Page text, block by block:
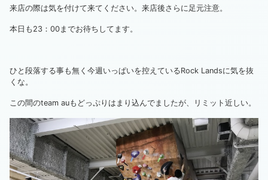
来店の際は気を付けて来てください。来店後さらに足元注意。
本日も23：00までお待ちしてます。
ひと段落する事も無く今週いっぱいを控えているRock Landsに気を抜
くな。
この間のteam auもどっぷりはまり込んでましたが、リミット近しい。